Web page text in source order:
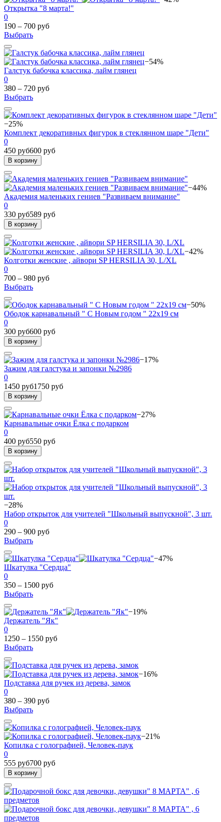
Открытка "8 марта!"
0
190 – 700 руб
Выбрать
−54%
Галстук бабочка классика, лайм глянец
0
380 – 720 руб
Выбрать
−25%
Комплект декоративных фигурок в стеклянном шаре "Дети"
0
450 руб600 руб
В корзину
−44%
Академия маленьких гениев "Развиваем внимание"
0
330 руб589 руб
В корзину
−42%
Колготки женские , айвори SP HERSILIA 30, L/XL
0
700 – 980 руб
Выбрать
−50%
Ободок карнавальный " С Новым годом " 22х19 см
0
300 руб600 руб
В корзину
−17%
Зажим для галстука и запонки №2986
0
1450 руб1750 руб
В корзину
−27%
Карнавальные очки Ёлка с подарком
0
400 руб550 руб
В корзину
−28%
Набор открыток для учителей "Школьный выпускной", 3 шт.
0
290 – 900 руб
Выбрать
−47%
Шкатулка "Сердца"
0
350 – 1500 руб
Выбрать
−19%
Держатель "Як"
0
1250 – 1550 руб
Выбрать
−16%
Подставка для ручек из дерева, замок
0
380 – 390 руб
Выбрать
−21%
Копилка с голографией, Человек-паук
0
555 руб700 руб
В корзину